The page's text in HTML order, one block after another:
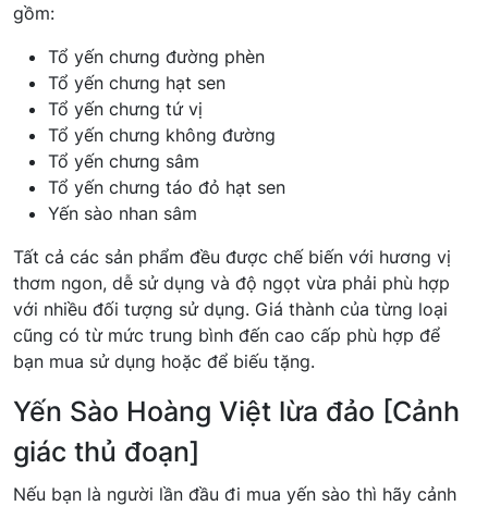
gồm:
Tổ yến chưng đường phèn
Tổ yến chưng hạt sen
Tổ yến chưng tứ vị
Tổ yến chưng không đường
Tổ yến chưng sâm
Tổ yến chưng táo đỏ hạt sen
Yến sào nhan sâm
Tất cả các sản phẩm đều được chế biến với hương vị
thơm ngon, dễ sử dụng và độ ngọt vừa phải phù hợp
với nhiều đối tượng sử dụng. Giá thành của từng loại
cũng có từ mức trung bình đến cao cấp phù hợp để
bạn mua sử dụng hoặc để biếu tặng.
Yến Sào Hoàng Việt lừa đảo [Cảnh
giác thủ đoạn]
Nếu bạn là người lần đầu đi mua yến sào thì hãy cảnh